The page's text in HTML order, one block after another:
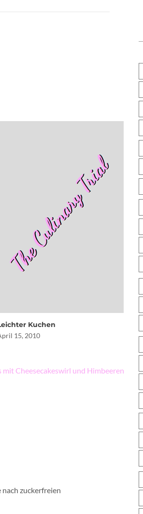
Kuchen
15, 2010
mit Cheesecakeswirl und Himbeeren
nach zuckerfreien